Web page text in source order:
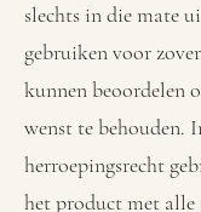
slechts in die mate
gebruiken voor
kunnen beoordelen
wenst te behouden.
herroepingsrecht
het product met alle